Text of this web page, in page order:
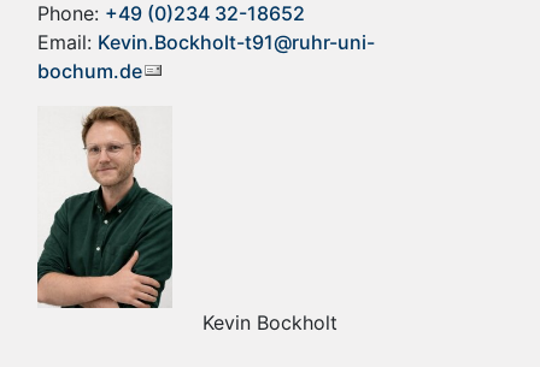
Phone: +49 (0)234 32-18652
Email: Kevin.Bockholt-t91@ruhr-uni-
bochum.de
Kevin Bockholt